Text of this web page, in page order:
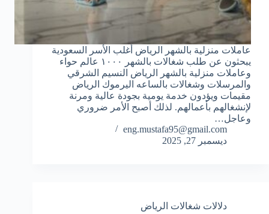
عاملات منزلية بالشهر الرياض أغلب الأسر السعودية
يبحثون عن طلب شغالات بالشهر ١٠٠٠ عالم حواء
وعاملات منزلية بالشهر الرياض النسيم الشرقي
والمرسلات وشغالات بالساعه اليرموك الرياض
مقيمات ويؤدون خدمة يومية بجودة عالية ومرنة
لإنشغالهم بأعمالهم. لذلك أصبح الأمر ضروري
وعاجل…
eng.mustafa95@gmail.com
ديسمبر 27, 2025
دلالات شغالات الرياض